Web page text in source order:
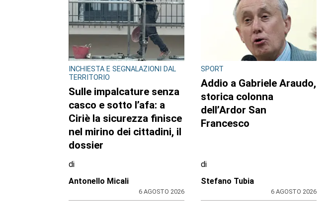
INCHIESTA E SEGNALAZIONI DAL
TERRITORIO
Sulle impalcature senza
casco e sotto l’afa: a
Ciriè la sicurezza finisce
nel mirino dei cittadini, il
dossier
di
Antonello Micali
6 AGOSTO 2026
SPORT
Addio a Gabriele Araudo,
storica colonna
dell’Ardor San
Francesco
di
Stefano Tubia
6 AGOSTO 2026